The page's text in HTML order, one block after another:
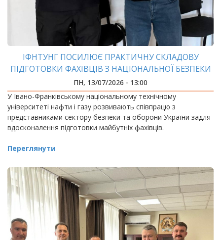
ІФНТУНГ ПОСИЛЮЄ ПРАКТИЧНУ СКЛАДОВУ
ПІДГОТОВКИ ФАХІВЦІВ З НАЦІОНАЛЬНОЇ БЕЗПЕКИ
ПН, 13/07/2026 - 13:00
У Івано-Франківському національному технічному
університеті нафти і газу розвивають співпрацю з
представниками сектору безпеки та оборони України задля
вдосконалення підготовки майбутніх фахівців.
Переглянути